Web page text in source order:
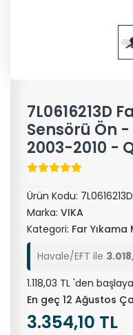
7L0616213D
Sensörü Ön
2003-2010 -
Ürün Kodu:
Marka: VIKA
Kategori: Far
Havale/EFT ile
1.118,03 TL 'den
En geç 12 Ağustos
3.354,10 TL